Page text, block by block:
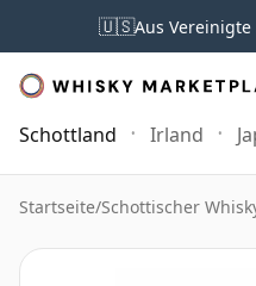
🇺🇸Aus Vereinigte
Schottland Irland
Startseite/Schottischer